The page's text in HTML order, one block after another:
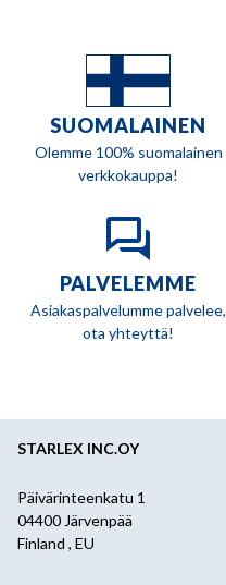
SUOMALAINEN
Olemme 100% suomalainen
verkkokauppa!
PALVELEMME
Asiakaspalvelumme palvelee,
ota yhteyttä!
STARLEX INC.OY
Päivärinteenkatu 1
04400 Järvenpää
Finland , EU